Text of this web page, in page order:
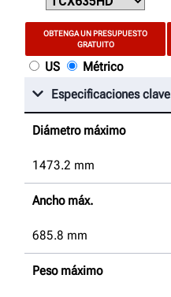
OBTENGA UN PRESUPUESTO
GRATUITO
US
Métrico
Especificaciones clave
Diámetro máximo
1473.2 mm
Ancho máx.
685.8 mm
Peso máximo